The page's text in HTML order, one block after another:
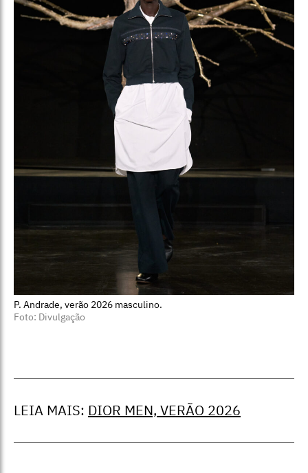
P. Andrade, verão 2026 masculino.
Foto: Divulgação
LEIA MAIS: DIOR MEN, VERÃO 2026